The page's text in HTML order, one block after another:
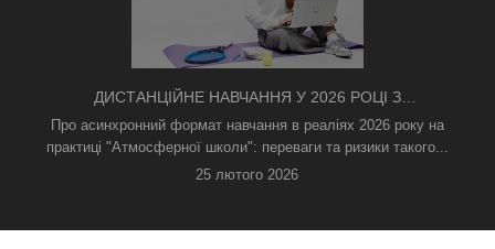
ДИСТАНЦІЙНЕ НАВЧАННЯ У 2026 РОЦІ З
ТРИВОГАМИ ТА БЕЗ СВІТЛА: ЯК АСИНХРОННИЙ
ФОРМАТ РЯТУЄ ОСВІТНІЙ ПРОЦЕС
Про асинхронний формат навчання в реаліях 2026 року на
практиці "Атмосферної школи": переваги та ризики такого...
25 лютого 2026